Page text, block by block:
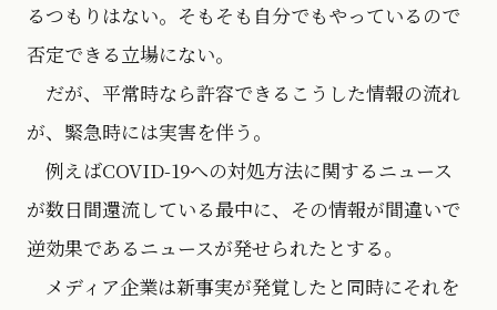
るつもりはない。そもそも自分でもやっているので
否定できる立場にない。
だが、平常時なら許容できるこうした情報の流れ
が、緊急時には実害を伴う。
例えばCOVID-19への対処方法に関するニュース
が数日間還流している最中に、その情報が間違いで
逆効果であるニュースが発せられたとする。
メディア企業は新事実が発覚したと同時にそれを